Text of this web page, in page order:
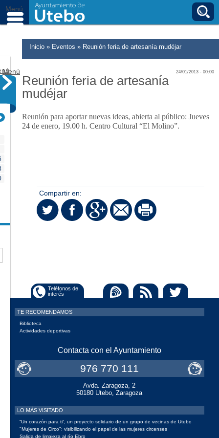
Ir al contenido principal
Menú
Menú
Usted está aquí
Inicio» Eventos » Reunión feria de artesanía mudéjar
24/01/2013 - 00:00
Reunión feria de artesanía
mudéjar
Reunión para aportar nuevas ideas, abierta al público: Jueves
24 de enero, 19.00 h. Centro Cultural “El Molino”.
Compartir en:
TE RECOMENDAMOS
Biblioteca
Actividades deportivas
Contacta con el Ayuntamiento
976 770 111
Avda. Zaragoza, 2
50180 Utebo, Zaragoza
LO MÁS VISITADO
“Un corazón para ti”, un proyecto solidario de un grupo de vecinas de Utebo
"Mujeres de Circo": visibilizando el papel de las mujeres circenses
Salida de limpieza al río Ebro
Social
Teléfonos de
interés